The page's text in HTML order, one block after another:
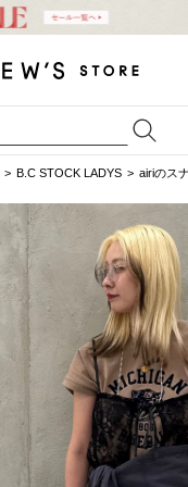
B.C STOCK LADYS airiのス